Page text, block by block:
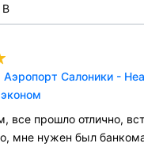
B
Салоники -
все прошло отлично,
мне нужен был